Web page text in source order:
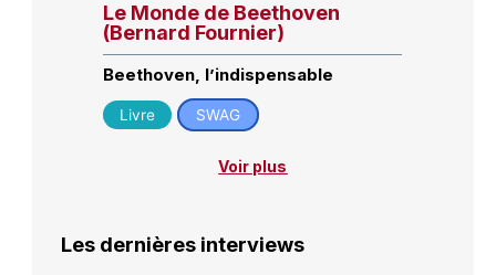
Le Monde de Beethoven
(Bernard Fournier)
Beethoven, l’indispensable
Livre SWAG
Voir plus
Les dernières interviews